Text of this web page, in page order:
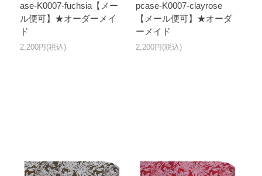
ase-K0007-fuchsia【メー
ル便可】★オーダーメイ
ド
2,200円(税込)
pcase-K0007-clayrose
【メール便可】★オーダ
ーメイド
2,200円(税込)